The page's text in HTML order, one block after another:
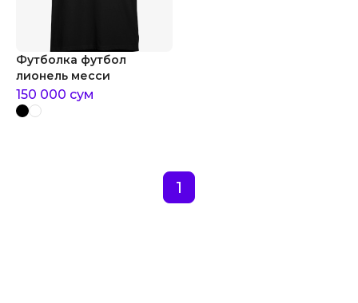
Футболка футбол
лионель месси
150 000 сум
1